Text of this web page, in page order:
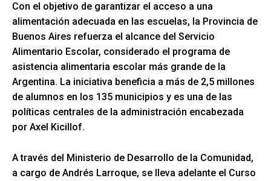
Con el objetivo de garantizar el acceso a una
alimentación adecuada en las escuelas, la Provincia de
Buenos Aires refuerza el alcance del Servicio
Alimentario Escolar, considerado el programa de
asistencia alimentaria escolar más grande de la
Argentina. La iniciativa beneficia a más de 2,5 millones
de alumnos en los 135 municipios y es una de las
políticas centrales de la administración encabezada
por Axel Kicillof.
A través del Ministerio de Desarrollo de la Comunidad,
a cargo de Andrés Larroque, se lleva adelante el Curso